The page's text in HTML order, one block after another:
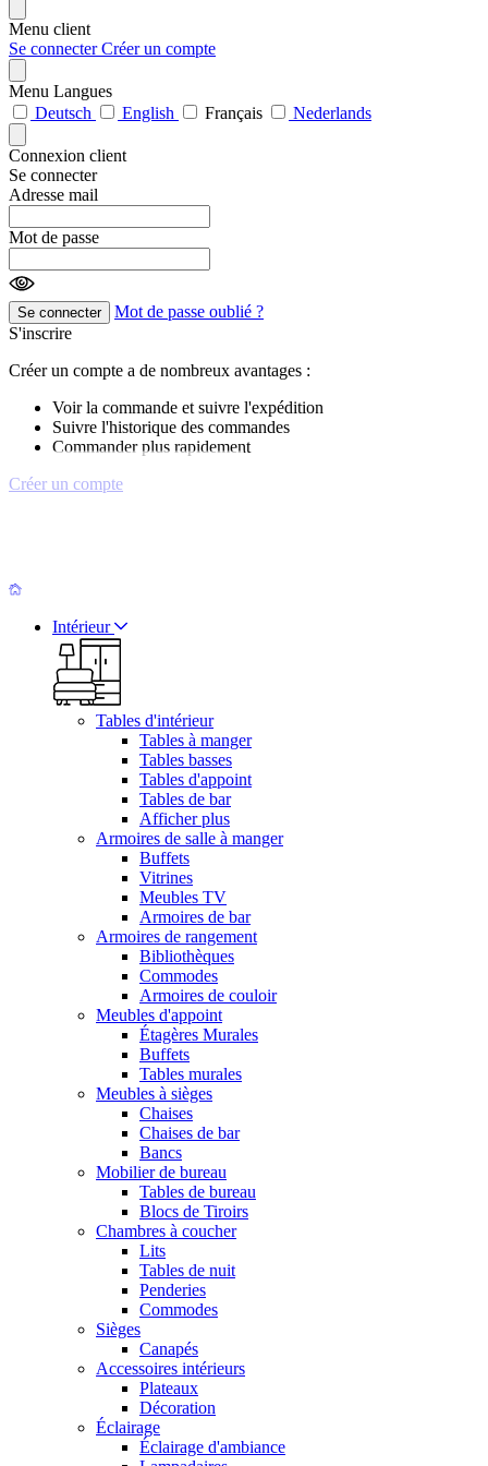
Menu client
Se connecterCréer un compte
Menu Langues
Deutsch
English Français Nederlands
Connexion client
Se connecter
Adresse mail
Mot de passe
Se connecter
Mot de passe oublié ?
S'inscrire
Créer un compte a de nombreux avantages :
Voir la commande et suivre l'expédition
Suivre l'historique des commandes
Commander plus rapidement
Créer un compte
Intérieur
Tables d'intérieur
Tables à manger
Tables basses
Tables d'appoint
Tables de bar
Afficher plus
Armoires de salle à manger
Buffets
Vitrines
Meubles TV
Armoires de bar
Armoires de rangement
Bibliothèques
Commodes
Armoires de couloir
Meubles d'appoint
Étagères Murales
Buffets
Tables murales
Meubles à sièges
Chaises
Chaises de bar
Bancs
Mobilier de bureau
Tables de bureau
Blocs de Tiroirs
Chambres à coucher
Lits
Tables de nuit
Penderies
Commodes
Sièges
Canapés
Accessoires intérieurs
Plateaux
Décoration
Éclairage
Éclairage d'ambiance